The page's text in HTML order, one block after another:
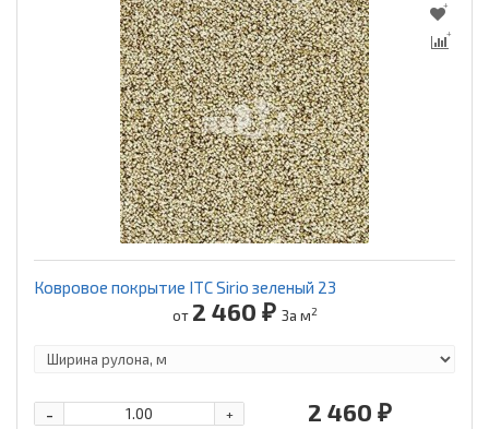
Ковровое покрытие ITC Sirio зеленый 23
от 2 460 ₽ За м2
2 460 ₽
+
-